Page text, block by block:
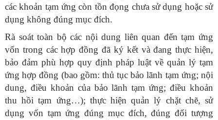
các khoản tạm ứng còn tồn đọng chưa sử dụng hoặc sử
dụng không đúng mục đích.
Rà soát toàn bộ các nội dung liên quan đến tạm ứng
vốn trong các hợp đồng đã ký kết và đang thực hiện,
bảo đảm phù hợp quy định pháp luật về quản lý tạm
ứng hợp đồng (bao gồm: thủ tục bảo lãnh tạm ứng; nội
dung, điều khoản của bảo lãnh tạm ứng; điều khoản
thu hồi tạm ứng…); thực hiện quản lý chặt chẽ, sử
dụng vốn tạm ứng đúng mục đích, đúng đối tượng